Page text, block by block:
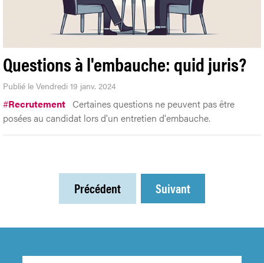
Questions à l'embauche: quid juris?
Publié le Vendredi 19 janv. 2024
#Recrutement Certaines questions ne peuvent pas être
posées au candidat lors d'un entretien d'embauche.
Précédent Suivant